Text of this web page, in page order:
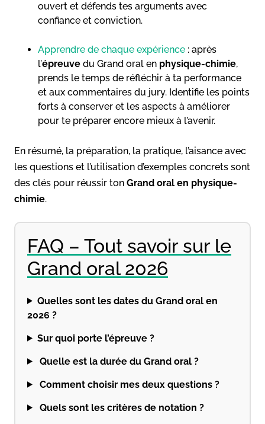
ouvert et défends tes arguments avec
confiance et conviction.
Apprendre de chaque expérience : après
l’épreuve du Grand oral en physique-chimie,
prends le temps de réfléchir à ta performance
et aux commentaires du jury. Identifie les points
forts à conserver et les aspects à améliorer
pour te préparer encore mieux à l’avenir.
En résumé, la préparation, la pratique, l’aisance avec
les questions et l’utilisation d’exemples concrets sont
des clés pour réussir ton Grand oral en physique-
chimie.
FAQ – Tout savoir sur le
Grand oral 2026
Quelles sont les dates du Grand oral en
2026 ?
Sur quoi porte l’épreuve ?
Quelle est la durée du Grand oral ?
Comment choisir mes deux questions ?
Quels sont les critères de notation ?